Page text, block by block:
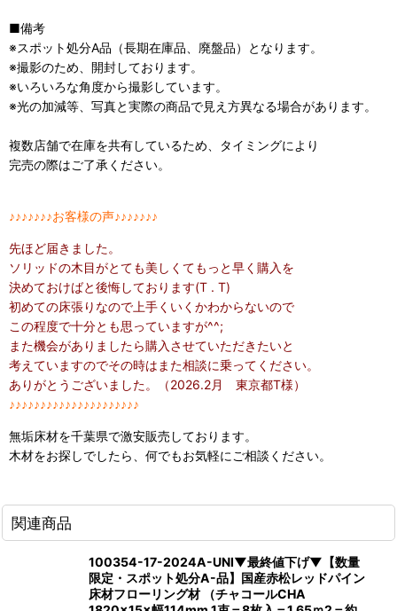
■備考
※スポット処分A品（長期在庫品、廃盤品）となります。
※撮影のため、開封しております。
※いろいろな角度から撮影しています。
※光の加減等、写真と実際の商品で見え方異なる場合があります。
複数店舗で在庫を共有しているため、タイミングにより
完売の際はご了承ください。
♪♪♪♪♪♪♪お客様の声♪♪♪♪♪♪♪
先ほど届きました。
ソリッドの木目がとても美しくてもっと早く購入を
決めておけばと後悔しております(T . T)
初めての床張りなので上手くいくかわからないので
この程度で十分とも思っていますが^^;
また機会がありましたら購入させていただきたいと
考えていますのでその時はまた相談に乗ってください。
ありがとうございました。（2026.2月 東京都T様）
♪♪♪♪♪♪♪♪♪♪♪♪♪♪♪♪♪♪♪♪♪
無垢床材を千葉県で激安販売しております。
木材をお探しでしたら、何でもお気軽にご相談ください。
関連商品
100354-17-2024A-UNI▼最終値下げ▼【数量
限定・スポット処分A-品】国産赤松レッドパイン
床材フローリング材 （チャコールCHA